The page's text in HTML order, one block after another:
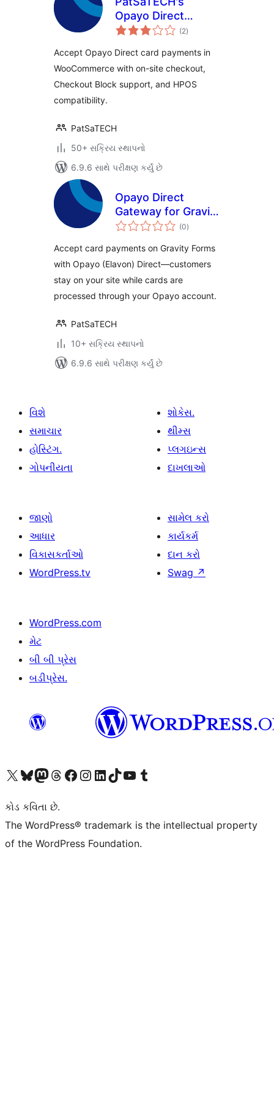
Opayo Direct
Gateway for (2કુલ
રેટિંગ્સ
)
Accept Opayo Direct card payments in
WooCommerce with on-site checkout,
Checkout Block support, and HPOS
compatibility.
PatSaTECH
50+ સક્રિય સ્થાપનો
6.9.6 સાથે પરીક્ષણ કર્યું છે
Opayo Direct
Gateway for Gravity
Forms
(0કુલ
રેટિંગ્સ
)
Accept card payments on Gravity Forms
with Opayo (Elavon) Direct—customers
stay on your site while cards are
processed through your Opayo account.
PatSaTECH
10+ સક્રિય સ્થાપનો
6.9.6 સાથે પરીક્ષણ કર્યું છે
વિશે
સમાચાર
હોસ્ટિંગ.
ગોપનીયતા
શોકેસ.
થીમ્સ
પ્લગઇન્સ
દાખલાઓ
જાણો
આધાર
વિકાસકર્તાઓ
WordPress.tv
સામેલ કરો
કાર્યકર્મ
દાન કરો
Swag ↗
WordPress.com
મેટ
બી બી પ્રેસ
બડીપ્રેસ.
અમારા X (અગાઉ ટ્વિટર) એકાઉન્ટની મુલાકાત લોઅમારા Bluesky એકાઉન્ટની મુલાકાત લોઅમારા માસ્ટોડોન એકાઉન્ટની મુલાકાત લોઅમારા Threads એકાઉન્ટની મુલાકાત લો અમારા ફેસબુક પેજની મુલાકાત લોઅમારા ઇન્સ્ટાગ્રામ એકાઉન્ટની મુલાકાત લો અમારા LinkedIn એકાઉન્ટની મુલાકાત લોઅમારા TikTok એકાઉન્ટની મુલાકાત લોઅમારી YouTube ચેનલની મુલાકાત લો અમારા Tumblr એકાઉન્ટની મુલાકાત લો
કોડ કવિતા છે.
The WordPress® trademark is the intellectual property
of the WordPress Foundation.